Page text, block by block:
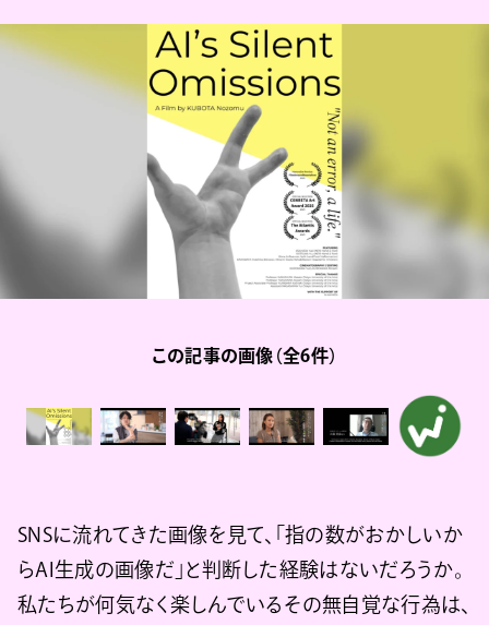
この記事の画像（全6件）
SNSに流れてきた画像を見て、「指の数がおかしいか
らAI生成の画像だ」と判断した経験はないだろうか。
私たちが何気なく楽しんでいるその無自覚な行為は、